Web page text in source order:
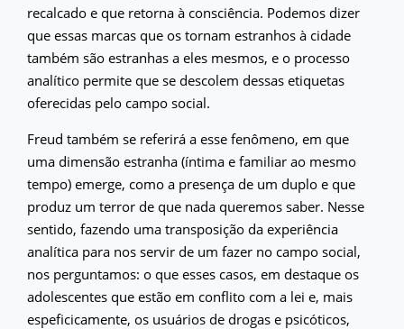
recalcado e que retorna à consciência. Podemos dizer
que essas marcas que os tornam estranhos à cidade
também são estranhas a eles mesmos, e o processo
analítico permite que se descolem dessas etiquetas
oferecidas pelo campo social.
Freud também se referirá a esse fenômeno, em que
uma dimensão estranha (íntima e familiar ao mesmo
tempo) emerge, como a presença de um duplo e que
produz um terror de que nada queremos saber. Nesse
sentido, fazendo uma transposição da experiência
analítica para nos servir de um fazer no campo social,
nos perguntamos: o que esses casos, em destaque os
adolescentes que estão em conflito com a lei e, mais
espeficicamente, os usuários de drogas e psicóticos,